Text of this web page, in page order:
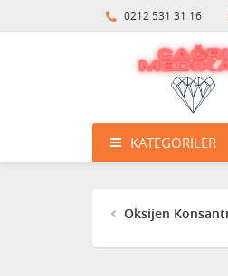
0212 531 31 16
KATEGORILER
Oksijen